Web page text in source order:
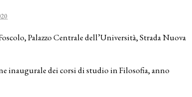
Palazzo Centrale dell’Università, Strada Nuova
inaugurale dei corsi di studio in Filosofia, anno